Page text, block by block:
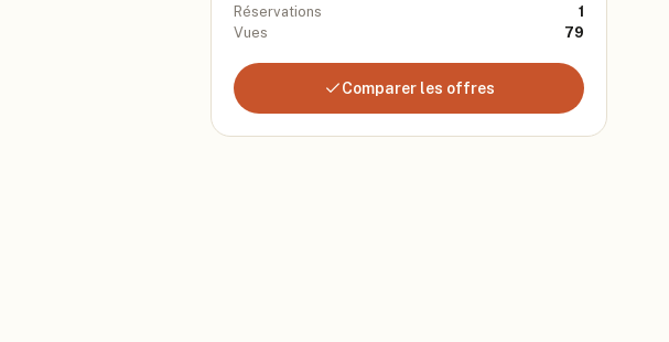
Réservations
1
Vues
79
Comparer les offres